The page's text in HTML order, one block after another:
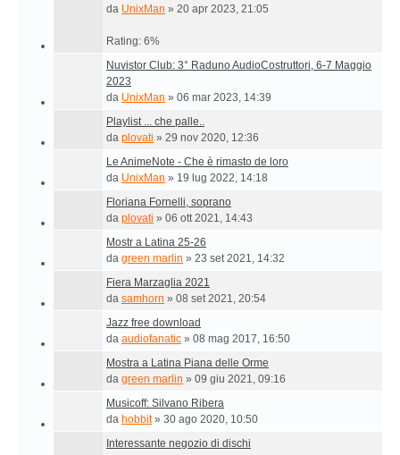
da UnixMan » 20 apr 2023, 21:05
Rating: 6%
Nuvistor Club: 3° Raduno AudioCostruttori, 6-7 Maggio
2023
da UnixMan » 06 mar 2023, 14:39
Playlist ... che palle..
da plovati » 29 nov 2020, 12:36
Le AnimeNote - Che è rimasto de loro
da UnixMan » 19 lug 2022, 14:18
Floriana Fornelli, soprano
da plovati » 06 ott 2021, 14:43
Mostr a Latina 25-26
da green marlin » 23 set 2021, 14:32
Fiera Marzaglia 2021
da samhorn » 08 set 2021, 20:54
Jazz free download
da audiofanatic » 08 mag 2017, 16:50
Mostra a Latina Piana delle Orme
da green marlin » 09 giu 2021, 09:16
Musicoff: Silvano Ribera
da hobbit» 30 ago 2020, 10:50
Interessante negozio di dischi